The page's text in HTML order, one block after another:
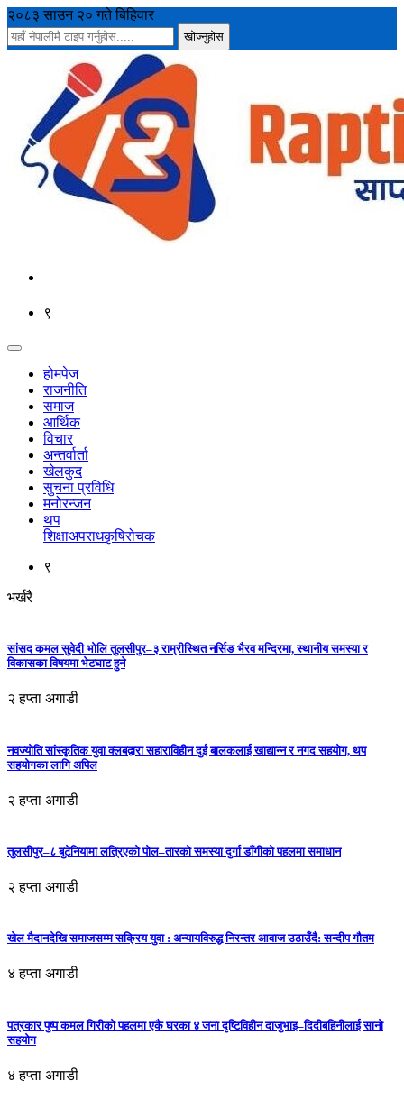
२०८३ साउन २० गते बिहिवार
९
होमपेज
राजनीति
समाज
आर्थिक
विचार
अन्तर्वार्ता
खेलकुद
सुचना प्रविधि
मनोरन्जन
थप
शिक्षाअपराधकृषिरोचक
९
भर्खरै
सांसद कमल सुवेदी भोलि तुलसीपुर–३ राम्रीस्थित नर्सिङ भैरव मन्दिरमा, स्थानीय समस्या र
विकासका विषयमा भेटघाट हुने
२ हप्ता अगाडी
नवज्योति सांस्कृतिक युवा क्लबद्वारा सहाराविहीन दुई बालकलाई खाद्यान्न र नगद सहयोग, थप
सहयोगका लागि अपिल
२ हप्ता अगाडी
तुलसीपुर–८ बुटेनियामा लत्रिएको पोल–तारको समस्या दुर्गा डाँगीको पहलमा समाधान
२ हप्ता अगाडी
खेल मैदानदेखि समाजसम्म सक्रिय युवा : अन्यायविरुद्ध निरन्तर आवाज उठाउँदै: सन्दीप गौतम
४ हप्ता अगाडी
पत्रकार पुष्प कमल गिरीको पहलमा एकै घरका ४ जना दृष्टिविहीन दाजुभाइ–दिदीबहिनीलाई सानो
सहयोग
४ हप्ता अगाडी